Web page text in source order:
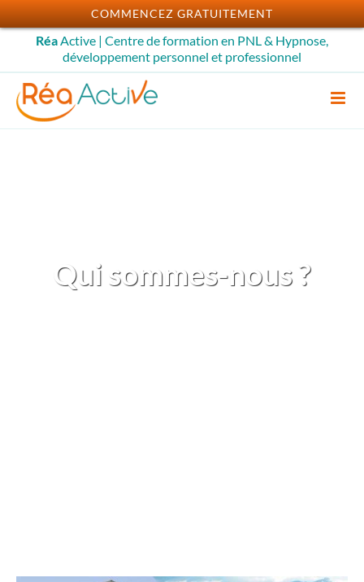
Passer
au
contenu
RéaActive | Centre de formation en PNL & Hypnose,
développement personnel et professionnel
Qui sommes-nous ?
COMMENCEZ GRATUITEMENT